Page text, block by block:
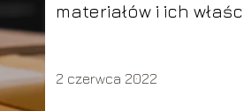
materiałów i ich
2 czerwca 2022